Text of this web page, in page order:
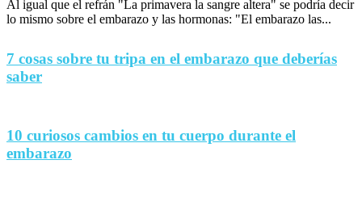
Al igual que el refrán "La primavera la sangre altera" se podría decir
lo mismo sobre el embarazo y las hormonas: "El embarazo las...
7 cosas sobre tu tripa en el embarazo que deberías
saber
10 curiosos cambios en tu cuerpo durante el
embarazo